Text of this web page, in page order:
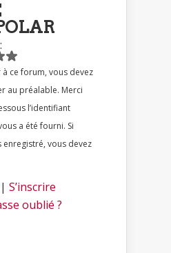
au préalable. Merci
l’identifiant
Si
enregistré, vous devez
| S’inscrire
oublié ?